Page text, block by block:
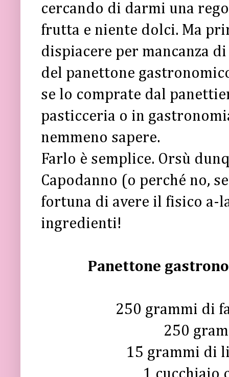
cercando di darmi una
frutta e niente dolci. Ma
dispiacere per mancanza
del panettone
se lo comprate dal
pasticceria o in
nemmeno sapere.
Farlo è semplice. Orsù
Capodanno (o perché no,
fortuna di avere il fisico a-
ingredienti!
Panettone
250 grammi di
250
15 grammi di